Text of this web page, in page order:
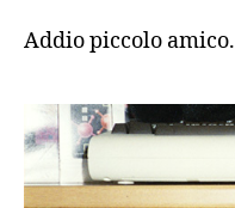
Addio piccolo amico.